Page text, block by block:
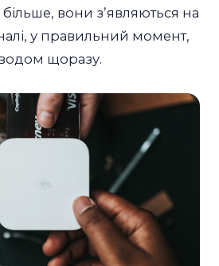
вони зʼявляються на
у правильний момент,
щоразу.